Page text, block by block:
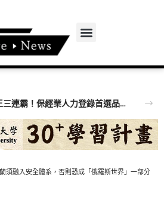
智匯保經人力成長雙冠王三連霸！保經業人力登錄首選品牌 邁向萬人保經新里程
須融入安全體系，否則恐成「俄羅斯世界」一部分